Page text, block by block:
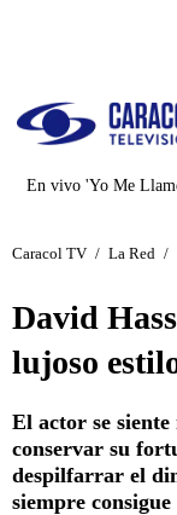
En vivo 'Yo Me
Caracol TV / La Red /
David
lujoso
El actor se
conservar su
despilfarrar el
siempre